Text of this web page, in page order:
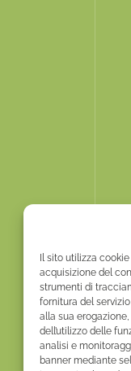
Il sito utilizza
acquisizione del
strumenti di
fornitura del
alla sua
dell’utilizzo delle
analisi e
banner mediante